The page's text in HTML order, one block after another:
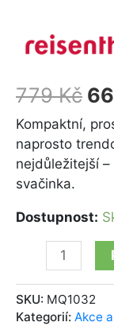
779Kč
Kompaktní,
naprosto
nejdůležitejší
svačinka.
Dostupnost:
SKU: MQ1032
Kategorií: Akce